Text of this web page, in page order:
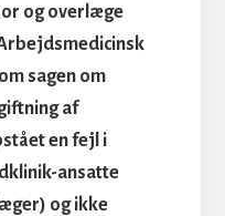
og overlæge
sagen om
af
en fejl i
ansatte
og ikke